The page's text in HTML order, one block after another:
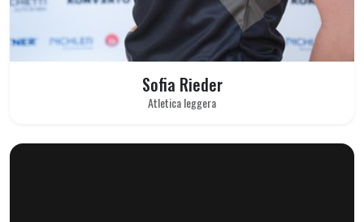
Sofia Rieder
Atletica leggera